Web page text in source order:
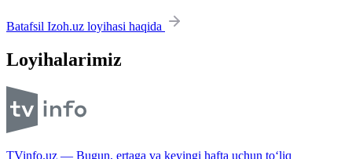
Batafsil Izoh.uz loyihasi haqida
Loyihalarimiz
TVinfo.uz — Bugun, ertaga va keyingi hafta uchun to‘liq